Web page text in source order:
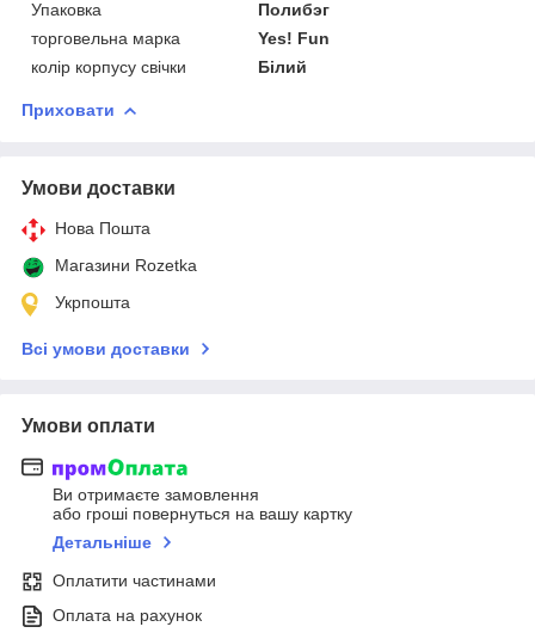
Упаковка
Полибэг
торговельна марка
Yes! Fun
колір корпусу свічки
Білий
Приховати
Умови доставки
Нова Пошта
Магазини Rozetka
Укрпошта
Всі умови доставки
Умови оплати
Ви отримаєте замовлення
або гроші повернуться на вашу картку
Детальніше
Оплатити частинами
Оплата на рахунок